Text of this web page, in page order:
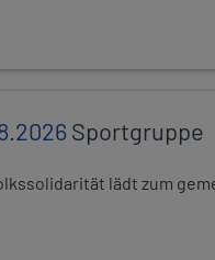
Sportgruppe
lädt zum